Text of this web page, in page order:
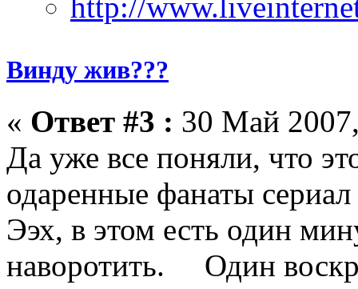
Винду жив???
« Ответ #3 : 30 Май
Да уже все поняли, что
одаренные фанаты сериал
Ээх, в этом есть один
наворотить. Один